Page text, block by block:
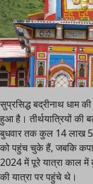
सुप्रसिद्ध बद्रीनाथ धाम
हुआ है। तीर्थयात्रियों की
बुधवार तक कुल 14 लाख 53
को पहुंच चुके हैं, जबकि
2024 में पूरे यात्रा काल
की यात्रा पर पहुंचे थे।